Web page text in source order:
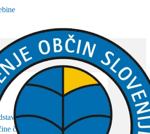
članice